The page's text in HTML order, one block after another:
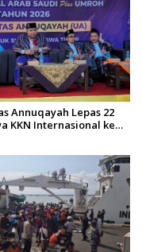
Annuqayah Lepas 22
KKN Internasional ke